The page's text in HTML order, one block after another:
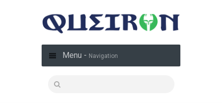
Menu - Navigation